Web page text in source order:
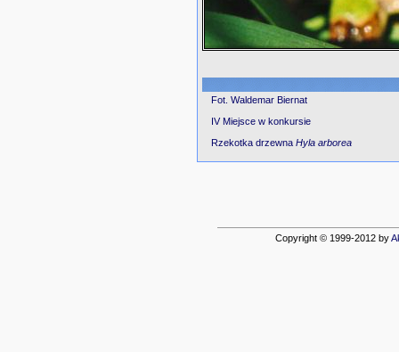
Fot. Waldemar Biernat
IV Miejsce w konkursie
Rzekotka drzewna Hyla arborea
Copyright © 1999-2012 by